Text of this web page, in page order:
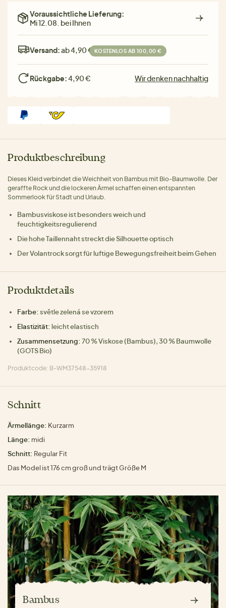
Voraussichtliche Lieferung:
Mi 12.08. bei Ihnen
Versand:ab 4,90 € KOSTENLOS AB 100,00 €
Rückgabe:4,90 € Wir denken nachhaltig
Produktbeschreibung
Dieses Kleid verbindet die Weichheit von Bambus mit Bio-Baumwolle. Der
geraffte Rock und die lockeren Ärmel schaffen einen entspannten
Sommerlook für Stadt und Urlaub.
Bambusviskose ist besonders weich und
feuchtigkeitsregulierend
Die hohe Taillennaht streckt die Silhouette optisch
Der Volantrock sorgt für luftige Bewegungsfreiheit beim Gehen
Produktdetails
Farbe: světle zelená se vzorem
Elastizität: leicht elastisch
Zusammensetzung: 70 % Viskose (Bambus), 30 % Baumwolle
(GOTS Bio)
Produktcode: B-WM37548-35918
Schnitt
Ärmellänge: Kurzarm
Länge: midi
Schnitt: Regular Fit
Das Model ist 176 cm groß und trägt Größe M
Bambus